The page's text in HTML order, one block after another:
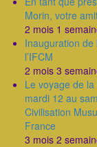
Morin, votre
2 mois 1
Inauguration de
l’IFCM
2 mois 3
Le voyage de
mardi 12 au
Civilisation
France
3 mois 2